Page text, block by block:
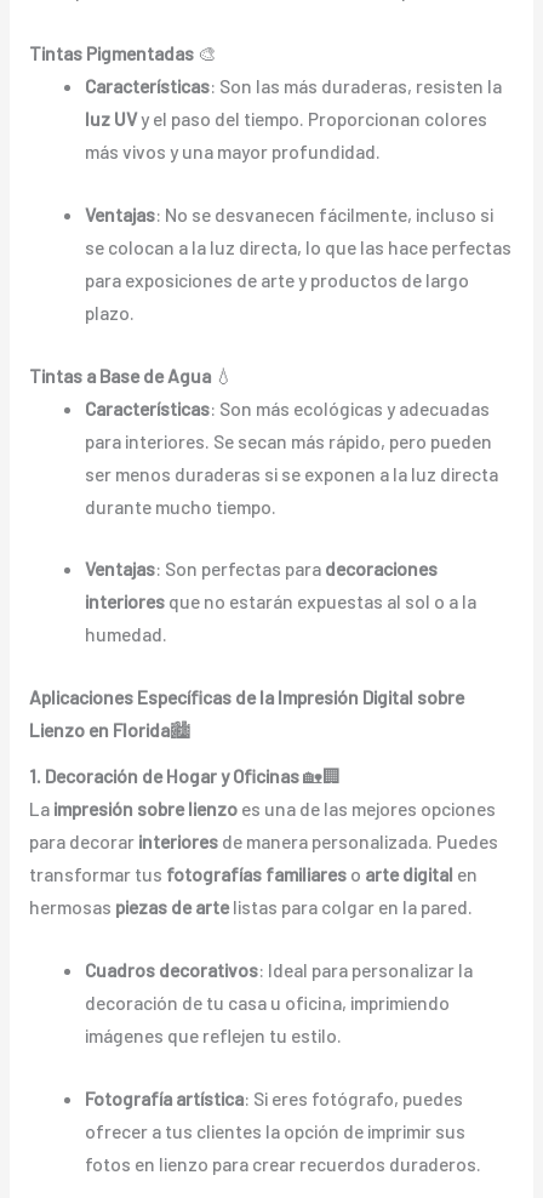
Tintas Pigmentadas🎨
Características: Son las más duraderas, resisten la
luz UVy el paso del tiempo. Proporcionan colores
más vivos y una mayor profundidad.
Ventajas: No se desvanecen fácilmente, incluso si
se colocan a la luz directa, lo que las hace perfectas
para exposiciones de arte y productos de largo
plazo.
Tintas a Base de Agua💧
Características: Son más ecológicas y adecuadas
para interiores. Se secan más rápido, pero pueden
ser menos duraderas si se exponen a la luz directa
durante mucho tiempo.
Ventajas: Son perfectas para decoraciones
interiores que no estarán expuestas al sol o a la
humedad.
Aplicaciones Específicas de la Impresión Digital sobre
Lienzo en Florida🏙️
1. Decoración de Hogar y Oficinas🏡🏢
La impresión sobre lienzoes una de las mejores opciones
para decorar interioresde manera personalizada. Puedes
transformar tus fotografías familiareso arte digital en
hermosas piezas de artelistas para colgar en la pared.
Cuadros decorativos: Ideal para personalizar la
decoración de tu casa u oficina, imprimiendo
imágenes que reflejen tu estilo.
Fotografía artística: Si eres fotógrafo, puedes
ofrecer a tus clientes la opción de imprimir sus
fotos en lienzo para crear recuerdos duraderos.